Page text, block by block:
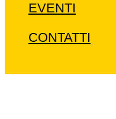
EVENTI
CONTATTI